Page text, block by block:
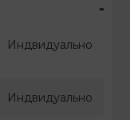
-
Индвидуально
Индвидуально